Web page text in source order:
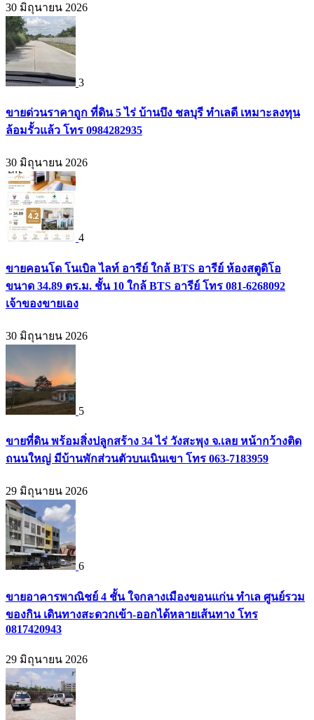
30 มิถุนายน 2026
3
ขายด่วนราคาถูก ที่ดิน 5 ไร่ บ้านบึง ชลบุรี ทำเลดี เหมาะลงทุน
ล้อมรั้วแล้ว โทร 0984282935
30 มิถุนายน 2026
4
ขายคอนโด โนเบิล ไลท์ อารีย์ ใกล้ BTS อารีย์ ห้องสตูดิโอ
ขนาด 34.89 ตร.ม. ชั้น 10 ใกล้ BTS อารีย์ โทร 081-6268092
เจ้าของขายเอง
30 มิถุนายน 2026
5
ขายที่ดิน พร้อมสิ่งปลูกสร้าง 34 ไร่ วังสะพุง จ.เลย หน้ากว้างติด
ถนนใหญ่ มีบ้านพักส่วนตัวบนเนินเขา โทร 063-7183959
29 มิถุนายน 2026
6
ขายอาคารพาณิชย์ 4 ชั้น ใจกลางเมืองขอนแก่น ทำเล ศูนย์รวม
ของกิน เดินทางสะดวกเข้า-ออกได้หลายเส้นทาง โทร
0817420943
29 มิถุนายน 2026